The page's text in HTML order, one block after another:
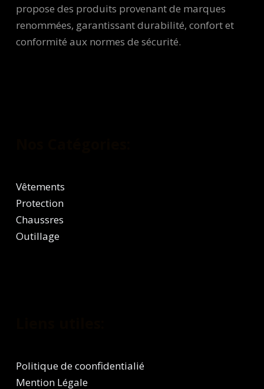
propose des produits provenant de marques
renommées, garantissant durabilité, confort et
conformité aux normes de sécurité.
Vêtements
Protection
Chaussres
Outillage
Politique de coonfidentialié
Mention Légale